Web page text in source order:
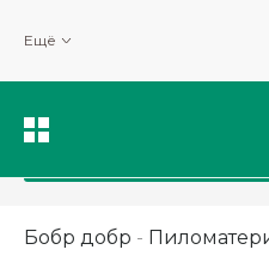
Ещё
Бобр добр -
Мы используем файлы cookie и
для получения данных с целью
качества рекомендаций и
персонализированного